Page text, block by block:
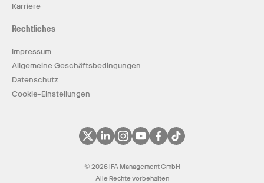
Karriere
Rechtliches
Impressum
Allgemeine Geschäftsbedingungen
Datenschutz
Cookie-Einstellungen
© 2026 IFA Management GmbH
Alle Rechte vorbehalten